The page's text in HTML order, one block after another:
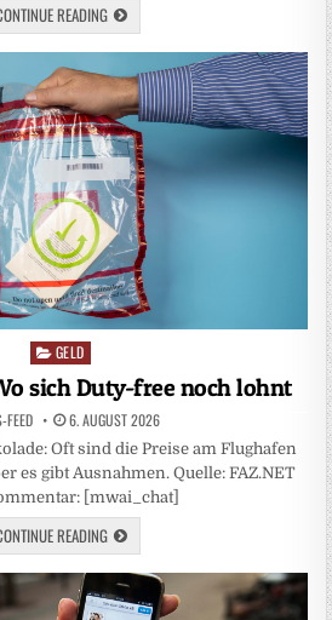
READING
Posted
in
GELD
sich Duty-free noch lohnt
FEED 6. AUGUST 2026
Oft sind die Preise am Flughafen
es gibt Ausnahmen. Quelle: FAZ.NET
[mwai_chat]
READING